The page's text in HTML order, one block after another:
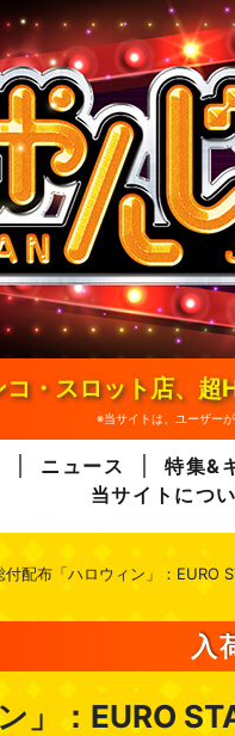
コ・スロット店、
※当サイトは、ユーザー
ニュース 特集&
当サイトにつ
付配布「ハロウィン」：EURO
入
」：EURO